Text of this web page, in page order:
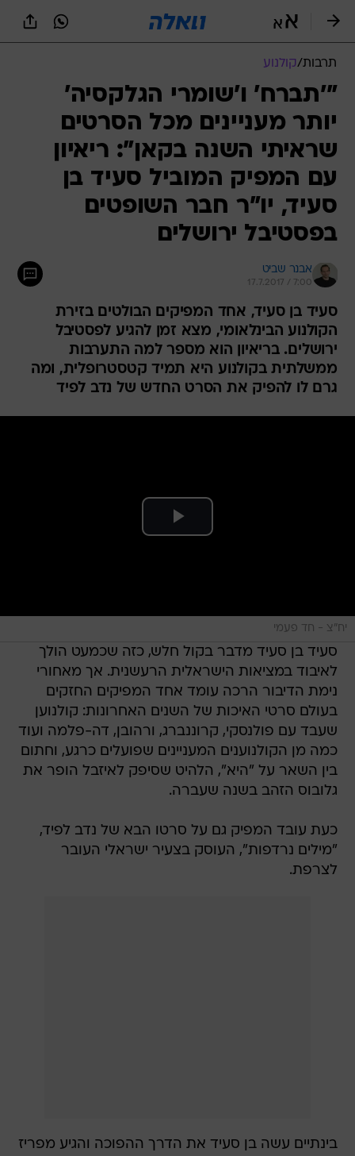
תרבות/קולנוע
"'תברח' ו'שומרי הגלקסיה'
יותר מעניינים מכל הסרטים
שראיתי השנה בקאן": ריאיון
עם המפיק המוביל סעיד בן
סעיד, יו"ר חבר השופטים
בפסטיבל ירושלים
אבנר שביט
17.7.2017 / 7:00
סעיד בן סעיד, אחד המפיקים הבולטים בזירת
הקולנוע הבינלאומי, מצא זמן להגיע לפסטיבל
ירושלים. בריאיון הוא מספר למה התערבות
ממשלתית בקולנוע היא תמיד קטסטרופלית, ומה
גרם לו להפיק את הסרט החדש של נדב לפיד
יח"צ - חד פעמי
סעיד בן סעיד מדבר בקול חלש, כזה שכמעט הולך
לאיבוד במציאות הישראלית הרעשנית. אך מאחורי
נימת הדיבור הרכה עומד אחד המפיקים החזקים
בעולם סרטי האיכות של השנים האחרונות: קולנוען
שעבד עם פולנסקי, קרוננברג, ורהובן, דה-פלמה ועוד
כמה מן הקולנוענים המעניינים שפועלים כרגע, וחתום
בין השאר על "היא", הלהיט שסיפק לאיזבל הופר את
גלובוס הזהב בשנה שעברה.
כעת עובד המפיק גם על סרטו הבא של נדב לפיד,
"מילים נרדפות", העוסק בצעיר ישראלי העובר
לצרפת.
בינתיים עשה בן סעיד את הדרך ההפוכה והגיע מפריז